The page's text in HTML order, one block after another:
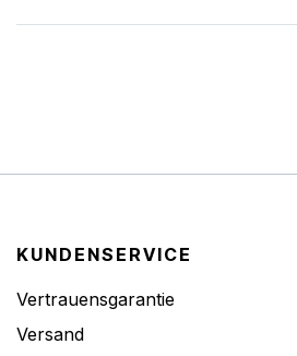
KUNDENSERVICE
Vertrauensgarantie
Versand